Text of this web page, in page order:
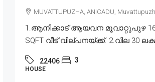
MUVATTUPUZHA, ANICADU,
1.ആനിക്കാട് ആയവന മൂവാറ്റുപുഴ
SQFT വീട് വില്പനയ്ക്ക്. 2.വില 30
22406 3
HOUSE